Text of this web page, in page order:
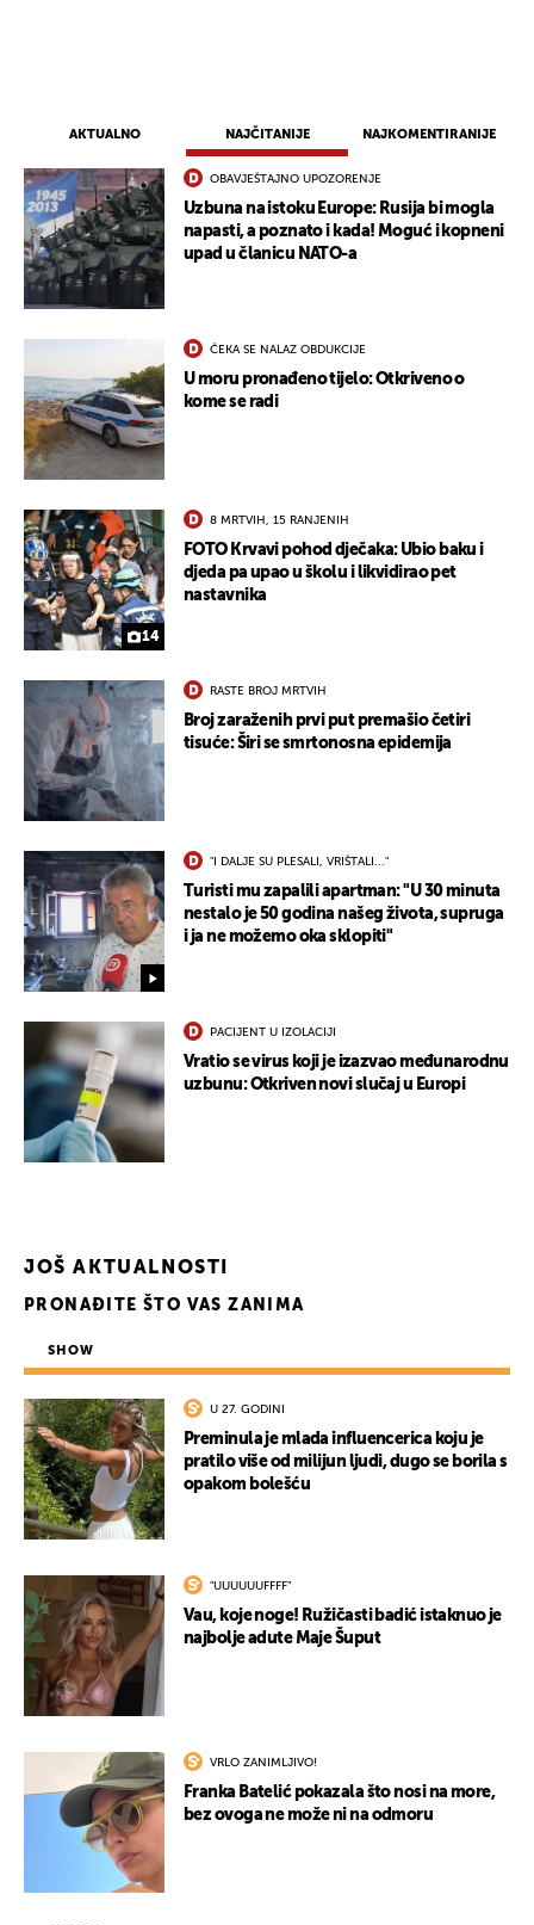
AKTUALNO NAJČITANIJE NAJKOMENTIRANIJE
OBAVJEŠTAJNO UPOZORENJE
Uzbuna na istoku Europe: Rusija bi mogla
napasti, a poznato i kada! Moguć i kopneni
upad u članicu NATO-a
ČEKA SE NALAZ OBDUKCIJE
U moru pronađeno tijelo: Otkriveno o
kome se radi
14
8 MRTVIH, 15 RANJENIH
FOTO Krvavi pohod dječaka: Ubio baku i
djeda pa upao u školu i likvidirao pet
nastavnika
RASTE BROJ MRTVIH
Broj zaraženih prvi put premašio četiri
tisuće: Širi se smrtonosna epidemija
"I DALJE SU PLESALI, VRIŠTALI..."
Turisti mu zapalili apartman: "U 30 minuta
nestalo je 50 godina našeg života, supruga
i ja ne možemo oka sklopiti"
PACIJENT U IZOLACIJI
Vratio se virus koji je izazvao međunarodnu
uzbunu: Otkriven novi slučaj u Europi
JOŠ AKTUALNOSTI
PRONAĐITE ŠTO VAS ZANIMA
SHOW
U 27. GODINI
Preminula je mlada influencerica koju je
pratilo više od milijun ljudi, dugo se borila s
opakom bolešću
"UUUUUUFFFF"
Vau, koje noge! Ružičasti badić istaknuo je
najbolje adute Maje Šuput
VRLO ZANIMLJIVO!
Franka Batelić pokazala što nosi na more,
bez ovoga ne može ni na odmoru
UKLJUČITE NOTIFIKACIJE